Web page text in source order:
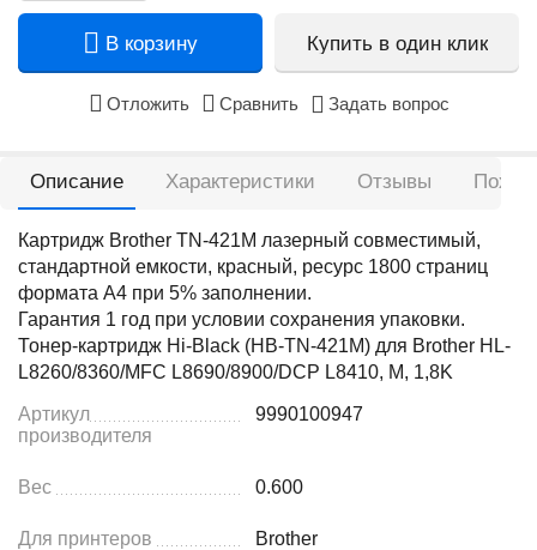
В корзину Купить в один клик
Отложить Сравнить Задать вопрос
Описание Характеристики Отзывы
Картридж Brother TN-421M лазерный совместимый,
стандартной емкости, красный, ресурс 1800 страниц
формата А4 при 5% заполнении.
Гарантия 1 год при условии сохранения упаковки.
Тонер-картридж Hi-Black (HB-TN-421M) для Brother HL-
L8260/8360/MFC L8690/8900/DCP L8410, M, 1,8K
Артикул
производителя
9990100947
Вес 0.600
Для принтеров Brother